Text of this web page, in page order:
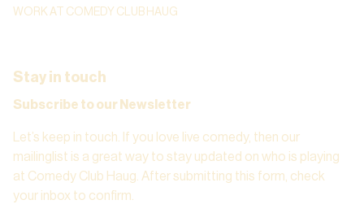
WORK AT COMEDY CLUB HAUG
Stay in touch
Subscribe to our Newsletter
Let’s keep in touch. If you love live comedy, then our
mailinglist is a great way to stay updated on who is playing
at Comedy Club Haug. After submitting this form, check
your inbox to confirm.